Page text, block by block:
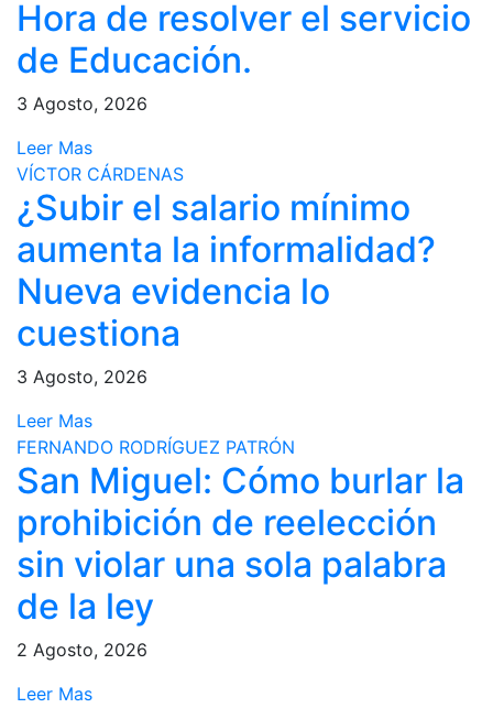
Hora de resolver el servicio
de Educación.
3 Agosto, 2026
Leer Mas
VÍCTOR CÁRDENAS
¿Subir el salario mínimo
aumenta la informalidad?
Nueva evidencia lo
cuestiona
3 Agosto, 2026
Leer Mas
FERNANDO RODRÍGUEZ PATRÓN
San Miguel: Cómo burlar la
prohibición de reelección
sin violar una sola palabra
de la ley
2 Agosto, 2026
Leer Mas